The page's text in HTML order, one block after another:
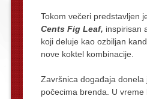
Tokom večeri predstavljen
Cents Fig Leaf, inspirisan
koji deluje kao ozbiljan
nove koktel kombinacije.
Završnica događaja donela
počecima brenda. U